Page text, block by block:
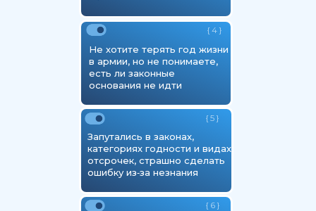
Не хотите терять год жизни
в армии, но не понимаете,
есть ли законные
основания не идти
Запутались в законах,
категориях годности и видах
отсрочек, страшно сделать
ошибку из‑за незнания
{ 4 }
{ 5 }
{ 6 }